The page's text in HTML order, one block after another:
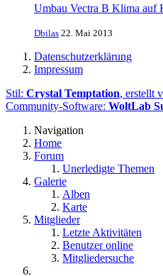
Umbau Vectra B Klima auf
Dbilas 22. Mai 2013
Datenschutzerklärung
Impressum
Stil: Crystal Temptation, erstellt
Community-Software: WoltLab
Navigation
Home
Forum
Unerledigte Themen
Galerie
Alben
Karte
Mitglieder
Letzte Aktivitäten
Benutzer online
Mitgliedersuche